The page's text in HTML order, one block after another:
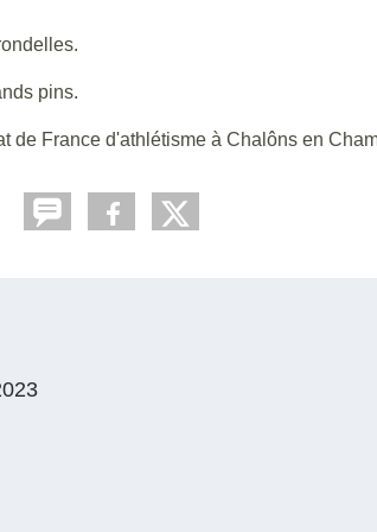
pins.
de France d'athlétisme à Chalôns en